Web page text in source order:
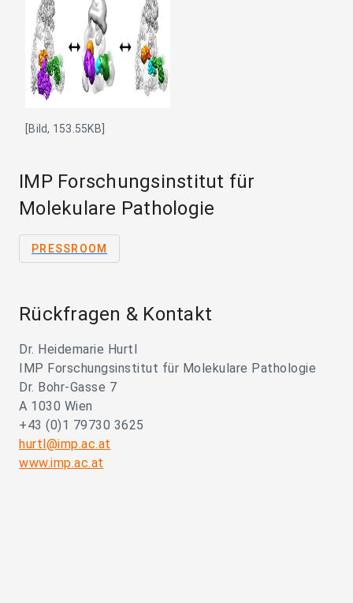
[Bild, 153.55KB]
IMP Forschungsinstitut für
Molekulare Pathologie
PRESSROOM
Rückfragen & Kontakt
Dr. Heidemarie Hurtl
IMP Forschungsinstitut für Molekulare Pathologie
Dr. Bohr-Gasse 7
A 1030 Wien
+43 (0)1 79730 3625
hurtl@imp.ac.at
www.imp.ac.at